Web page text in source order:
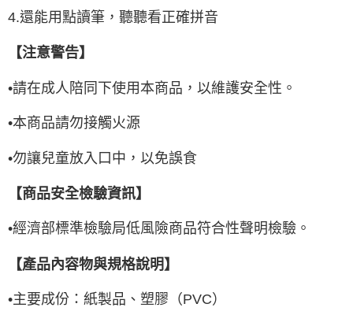
4.還能用點讀筆，聽聽看正確拼音
【注意警告】
•請在成人陪同下使用本商品，以維護安全性。
•本商品請勿接觸火源
•勿讓兒童放入口中，以免誤食
【商品安全檢驗資訊】
•經濟部標準檢驗局低風險商品符合性聲明檢驗。
【產品內容物與規格說明】
•主要成份：紙製品、塑膠（PVC）